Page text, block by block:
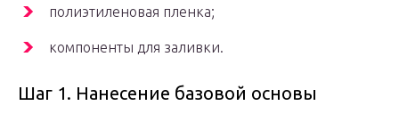
полиэтиленовая пленка;
компоненты для заливки.
Шаг 1. Нанесение базовой основы